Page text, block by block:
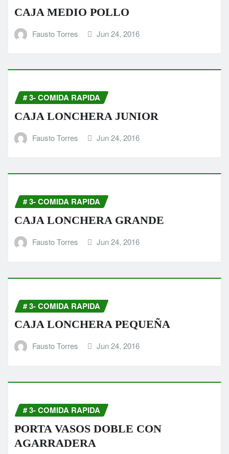
CAJA MEDIO POLLO
Fausto Torres Jun 24, 2016
# 3- COMIDA RAPIDA
CAJA LONCHERA JUNIOR
Fausto Torres Jun 24, 2016
# 3- COMIDA RAPIDA
CAJA LONCHERA GRANDE
Fausto Torres Jun 24, 2016
# 3- COMIDA RAPIDA
CAJA LONCHERA PEQUEÑA
Fausto Torres Jun 24, 2016
# 3- COMIDA RAPIDA
PORTA VASOS DOBLE CON
AGARRADERA